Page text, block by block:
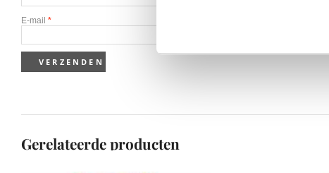
E-mail *
Gerelateerde producten